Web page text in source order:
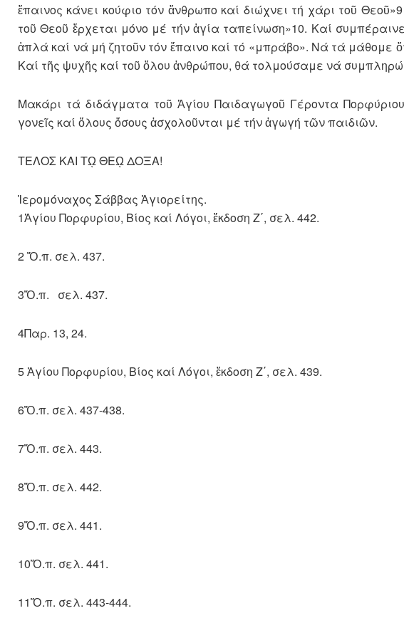
ἔπαινος κάνει κούφιο τόν ἄνθρωπο καί διώχνει τή χάρι τοῦ
τοῦ Θεοῦ ἔρχεται μόνο μέ τήν ἁγία ταπείνωση»10. Καί
ἁπλά καί νά μή ζητοῦν τόν ἔπαινο καί τό «μπράβο». Νά τά μάθομε
Καί τῆς ψυχῆς καί τοῦ ὅλου ἀνθρώπου, θά τολμούσαμε νά
Μακάρι τά διδάγματα τοῦ Ἁγίου Παιδαγωγοῦ Γέροντα
γονεῖς καί ὅλους ὅσους ἀσχολοῦνται μέ τήν ἀγωγή τῶν παιδιῶν.
ΤΕΛΟΣ ΚΑΙ Τῼ ΘΕῼ ΔΟΞΑ!
Ἱερομόναχος Σάββας Ἁγιορείτης.
1Ἁγίου Πορφυρίου, Βίος καί Λόγοι, ἔκδοση Ζ΄, σελ. 442.
2 Ὅ.π. σελ. 437.
3Ὅ.π. σελ. 437.
4Παρ. 13, 24.
5 Ἁγίου Πορφυρίου, Βίος καί Λόγοι, ἔκδοση Ζ΄, σελ. 439.
6Ὅ.π. σελ. 437-438.
7Ὅ.π. σελ. 443.
8Ὅ.π. σελ. 442.
9Ὅ.π. σελ. 441.
10Ὅ.π. σελ. 441.
11Ὅ.π. σελ. 443-444.